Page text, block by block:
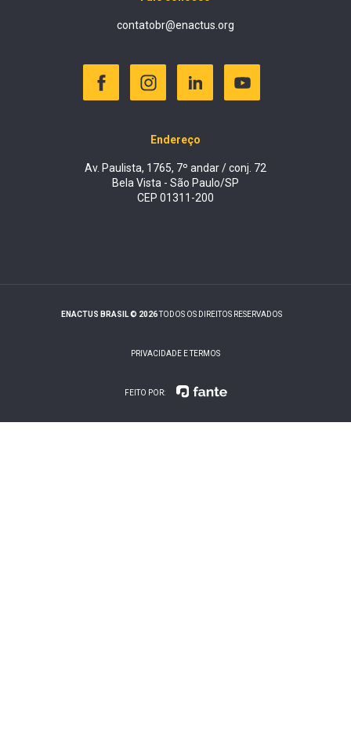
contatobr@enactus.org
Endereço
Av. Paulista, 1765, 7º andar / conj. 72
Bela Vista - São Paulo/SP
CEP 01311-200
ENACTUS BRASIL © 2026TODOS OS DIREITOS RESERVADOS
PRIVACIDADE E TERMOS
FEITO POR: